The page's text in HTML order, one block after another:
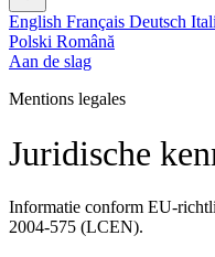
English Français Deutsch
Polski Română
Aan de slag
Mentions legales
Juridische
Informatie conform EU-
2004-575 (LCEN).